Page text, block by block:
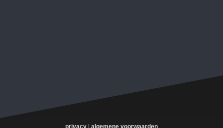
privacy algemene voorwaarden